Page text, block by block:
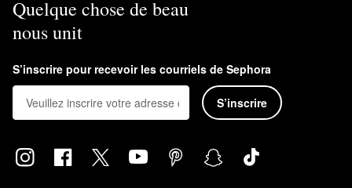
Quelque chose de beau
nous unit
S’inscrire pour recevoir les courriels de Sephora
S’inscrire